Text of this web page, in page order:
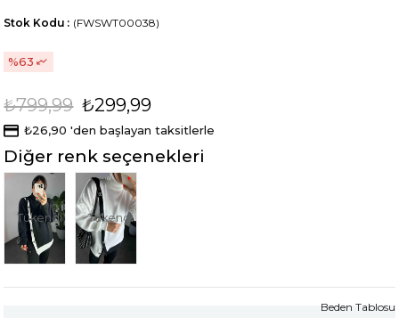
(FWSWT00038)
Stok Kodu
63
₺799,99 ₺299,99
₺26,90 'den başlayan taksitlerle
Diğer renk seçenekleri
Tükendi Tükendi
Beden Tablosu